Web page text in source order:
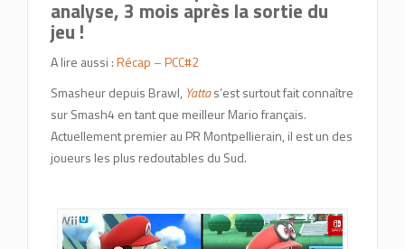
analyse, 3 mois après la sortie du
jeu !
A lire aussi :Récap – PCC#2
Smasheur depuis Brawl, Yattas’est surtout fait connaître
sur Smash4 en tant que meilleur Mario français.
Actuellement premier au PR Montpellierain, il est un des
joueurs les plus redoutables du Sud.